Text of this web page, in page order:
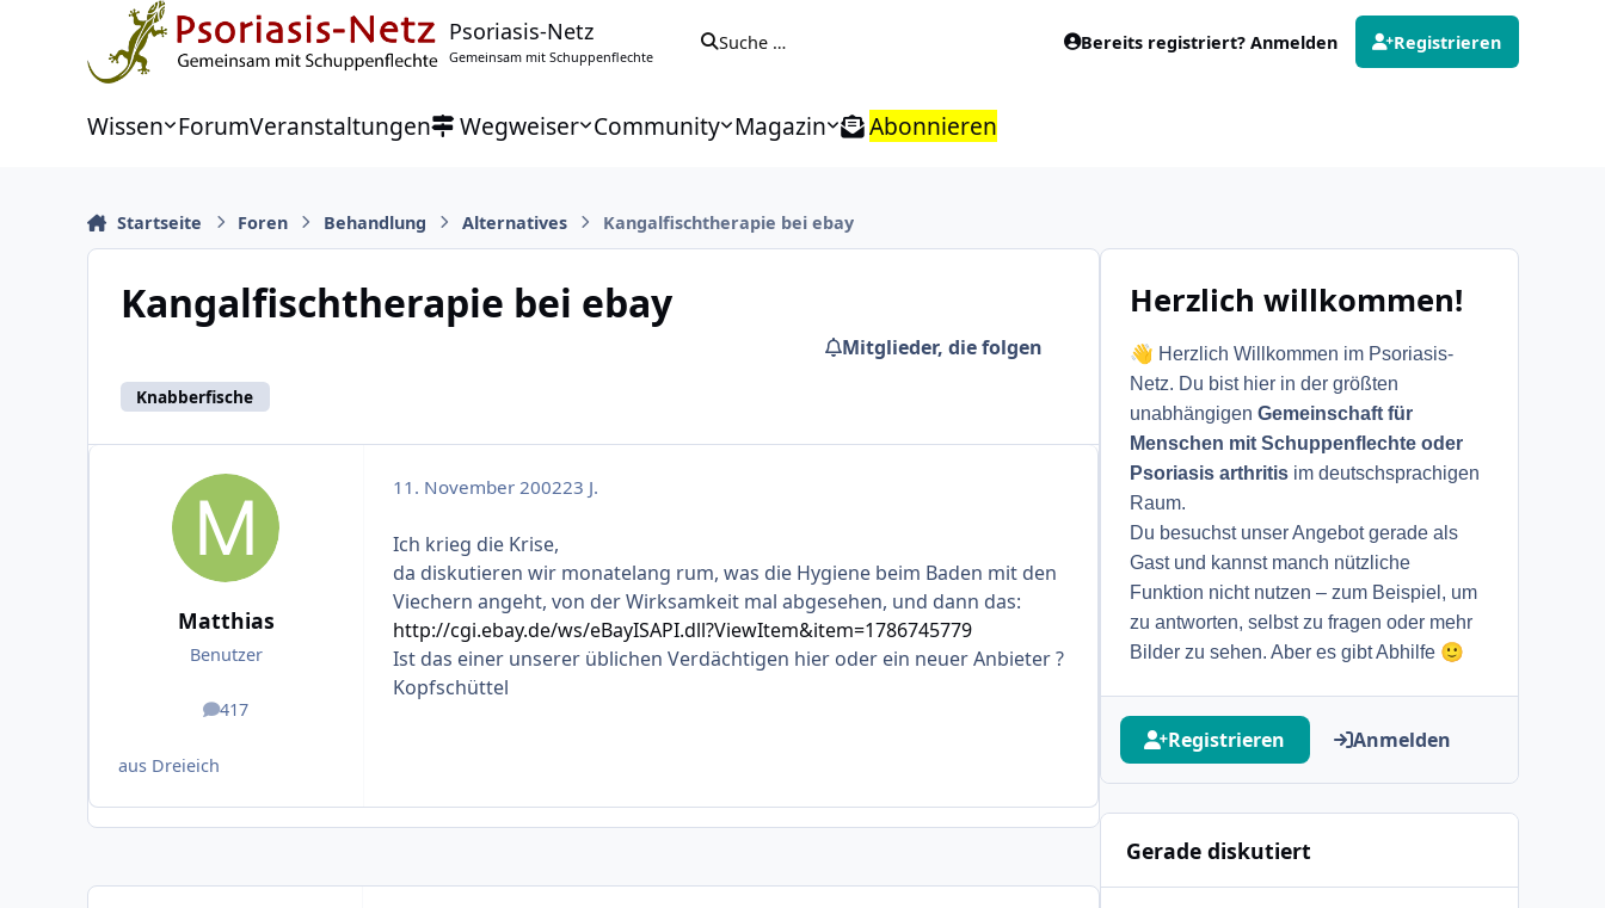
Zu Inhalt springen
Psoriasis-Netz
Gemeinsam mit Schuppenflechte
Suche … Bereits registriert? Anmelden Registrieren
Wissen ForumVeranstaltungen Wegweiser Community Magazin Abonnieren
Startseite Foren Behandlung Alternatives Kangalfischtherapie bei ebay
Kangalfischtherapie bei ebay
Knabberfische
Mitglieder, die folgen
Matthias
Benutzer
417
Beiträge
aus Dreieich
11. November 200223 J.
Ich krieg die Krise,
da diskutieren wir monatelang rum, was die Hygiene beim Baden mit den
Viechern angeht, von der Wirksamkeit mal abgesehen, und dann das:
http://cgi.ebay.de/ws/eBayISAPI.dll?ViewItem&item=1786745779
Ist das einer unserer üblichen Verdächtigen hier oder ein neuer Anbieter ?
Kopfschüttel
Herzlich willkommen!
👋 Herzlich Willkommen im Psoriasis-
Netz. Du bist hier in der größten
unabhängigenGemeinschaft für
Menschen mit Schuppenflechte oder
Psoriasis arthritis im deutschsprachigen
Raum.
Du besuchst unser Angebot gerade als
Gast und kannst manch nützliche
Funktion nicht nutzen – zum Beispiel, um
zu antworten, selbst zu fragen oder mehr
Bilder zu sehen. Aber es gibt Abhilfe 🙂
Registrieren Anmelden
Gerade diskutiert